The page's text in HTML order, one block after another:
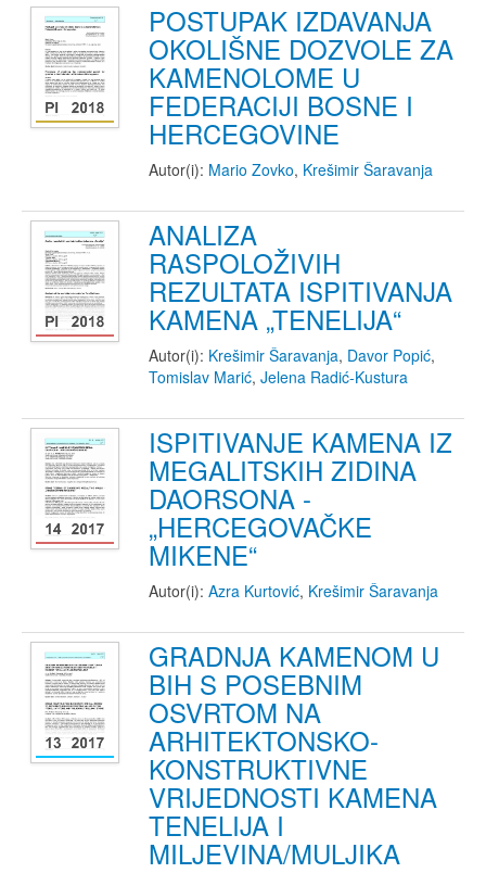
POSTUPAK IZDAVANJA
OKOLIŠNE DOZVOLE ZA
KAMENOLOME U
FEDERACIJI BOSNE I
HERCEGOVINE
Autor(i): Mario Zovko, Krešimir Šaravanja
ANALIZA
RASPOLOŽIVIH
REZULTATA ISPITIVANJA
KAMENA „TENELIJA“
Autor(i): Krešimir Šaravanja, Davor Popić,
Tomislav Marić, Jelena Radić-Kustura
ISPITIVANJE KAMENA IZ
MEGALITSKIH ZIDINA
DAORSONA -
„HERCEGOVAČKE
MIKENE“
Autor(i): Azra Kurtović, Krešimir Šaravanja
GRADNJA KAMENOM U
BIH S POSEBNIM
OSVRTOM NA
ARHITEKTONSKO-
KONSTRUKTIVNE
VRIJEDNOSTI KAMENA
TENELIJA I
MILJEVINA/MULJIKA